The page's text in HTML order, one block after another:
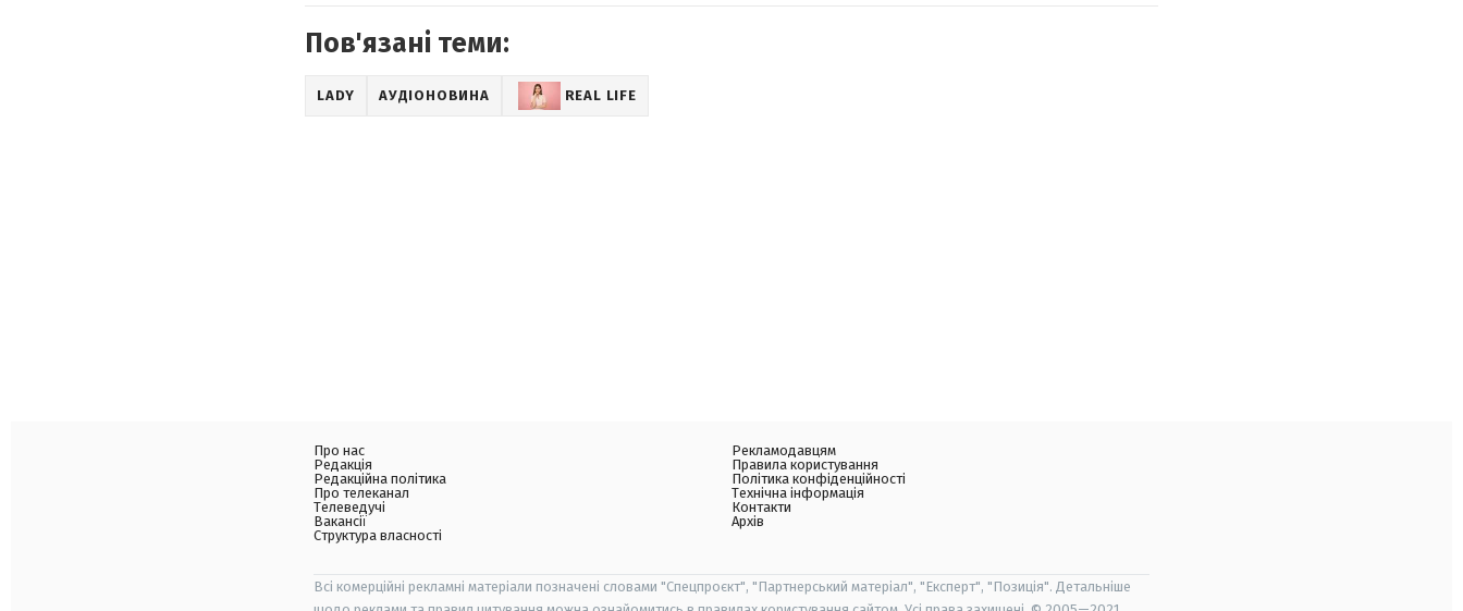
Пов'язані теми:
LADY АУДІОНОВИНА REAL LIFE
Про нас
Редакція
Редакційна політика
Про телеканал
Телеведучі
Вакансії
Структура власності
Рекламодавцям
Правила користування
Політика конфіденційності
Технічна інформація
Контакти
Архів
Всі комерційні рекламні матеріали позначені словами "Спецпроєкт", "Партнерський матеріал", "Експерт", "Позиція". Детальніше